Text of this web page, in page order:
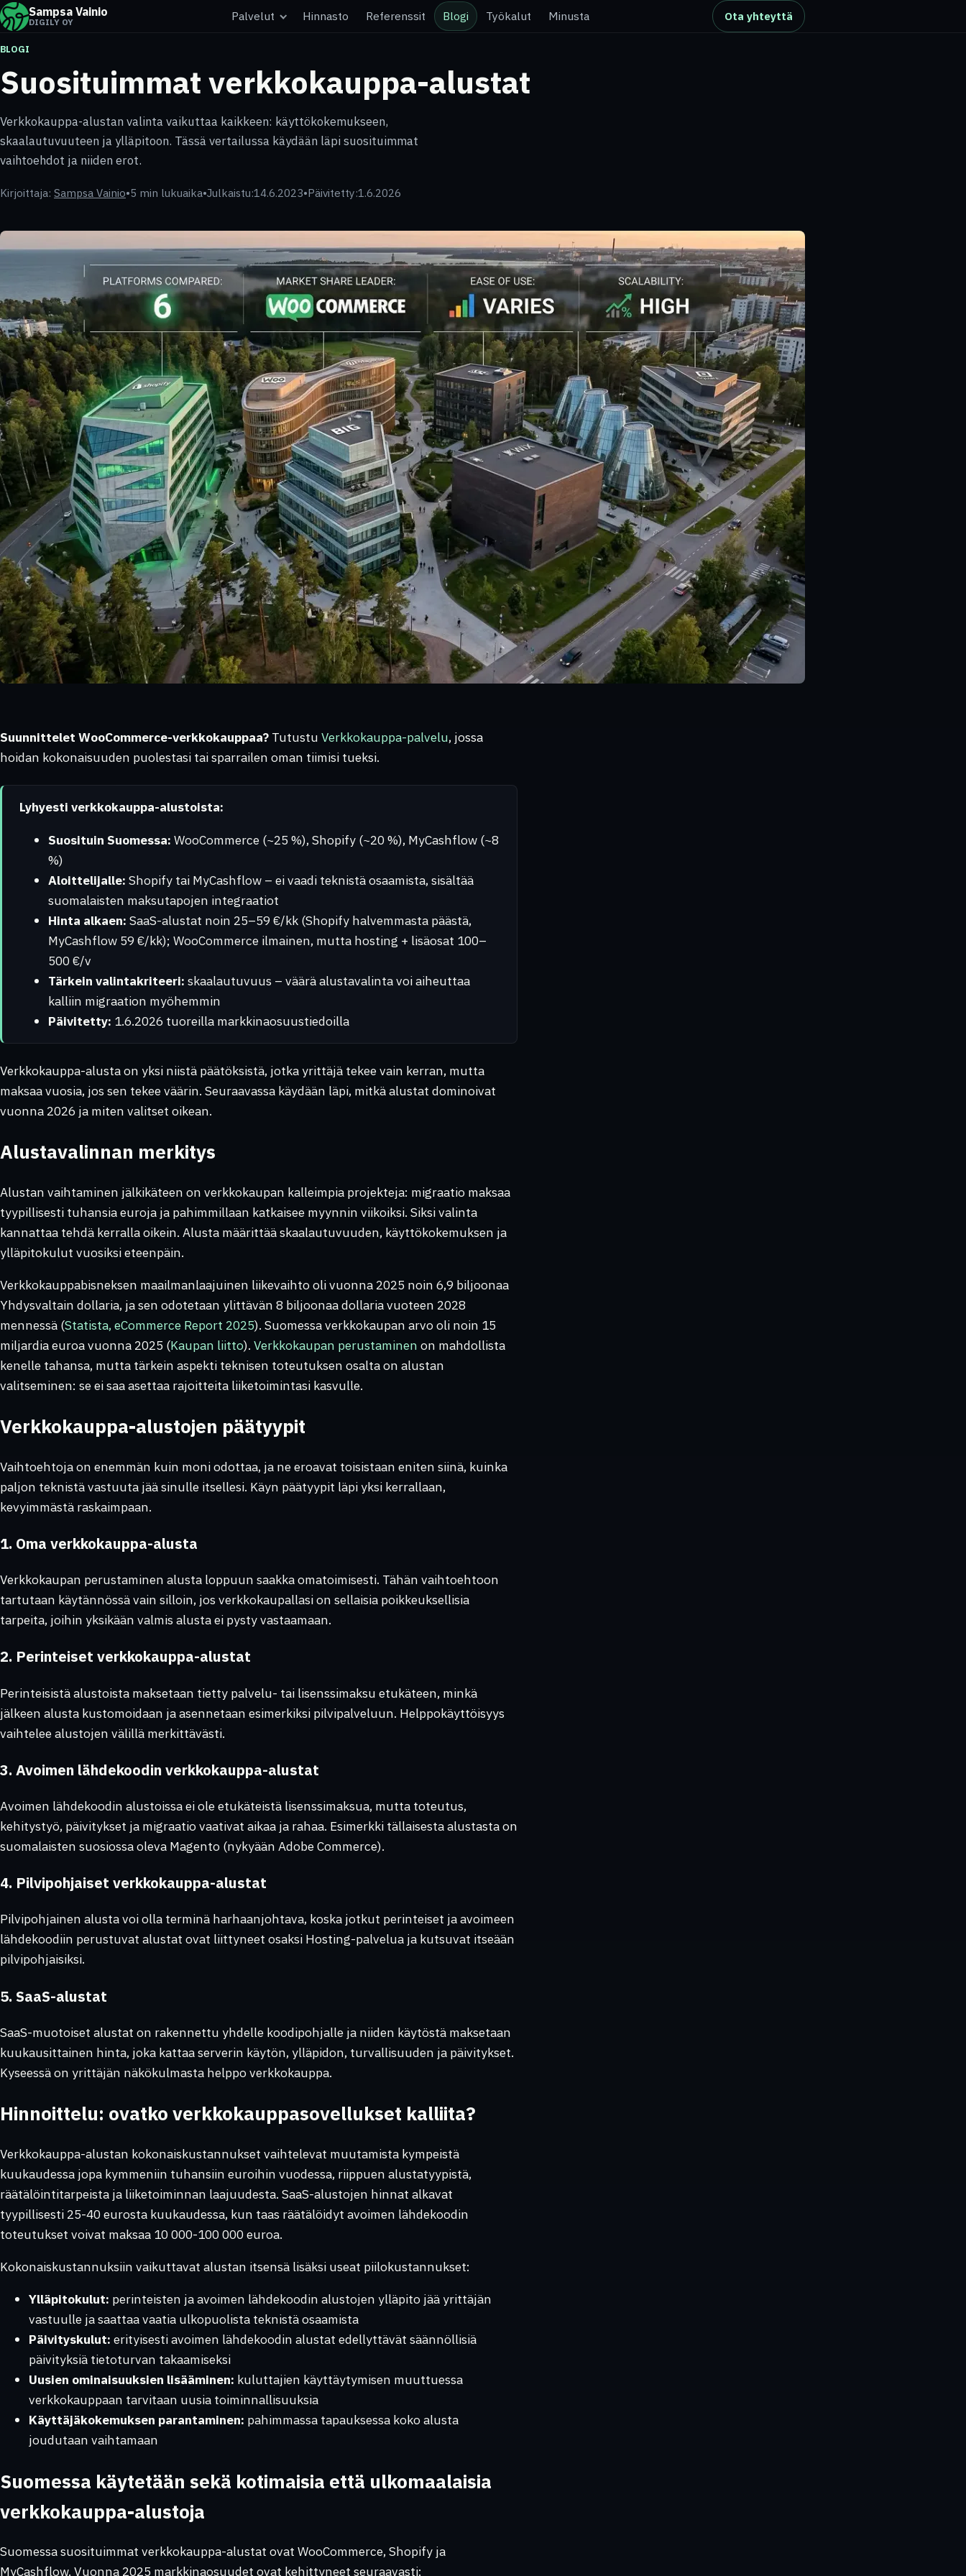
Sampsa Vainio
DIGILY OY Palvelut Hinnasto Referenssit Blogi Työkalut Minusta Ota yhteyttä
BLOGI
Suosituimmat verkkokauppa-alustat
Verkkokauppa-alustan valinta vaikuttaa kaikkeen: käyttökokemukseen,
skaalautuvuuteen ja ylläpitoon. Tässä vertailussa käydään läpi suosituimmat
vaihtoehdot ja niiden erot.
Kirjoittaja: Sampsa Vainio•5 min lukuaika•Julkaistu:14.6.2023•Päivitetty:1.6.2026
Suunnittelet WooCommerce-verkkokauppaa? Tutustu Verkkokauppa-palvelu, jossa
hoidan kokonaisuuden puolestasi tai sparrailen oman tiimisi tueksi.
Lyhyesti verkkokauppa-alustoista:
Suosituin Suomessa: WooCommerce (~25 %), Shopify (~20 %), MyCashflow (~8
%)
Aloittelijalle: Shopify tai MyCashflow – ei vaadi teknistä osaamista, sisältää
suomalaisten maksutapojen integraatiot
Hinta alkaen: SaaS-alustat noin 25–59 €/kk (Shopify halvemmasta päästä,
MyCashflow 59 €/kk); WooCommerce ilmainen, mutta hosting + lisäosat 100–
500 €/v
Tärkein valintakriteeri: skaalautuvuus – väärä alustavalinta voi aiheuttaa
kalliin migraation myöhemmin
Päivitetty: 1.6.2026 tuoreilla markkinaosuustiedoilla
Verkkokauppa-alusta on yksi niistä päätöksistä, jotka yrittäjä tekee vain kerran, mutta
maksaa vuosia, jos sen tekee väärin. Seuraavassa käydään läpi, mitkä alustat dominoivat
vuonna 2026 ja miten valitset oikean.
Alustavalinnan merkitys
Alustan vaihtaminen jälkikäteen on verkkokaupan kalleimpia projekteja: migraatio maksaa
tyypillisesti tuhansia euroja ja pahimmillaan katkaisee myynnin viikoiksi. Siksi valinta
kannattaa tehdä kerralla oikein. Alusta määrittää skaalautuvuuden, käyttökokemuksen ja
ylläpitokulut vuosiksi eteenpäin.
Verkkokauppabisneksen maailmanlaajuinen liikevaihto oli vuonna 2025 noin 6,9 biljoonaa
Yhdysvaltain dollaria, ja sen odotetaan ylittävän 8 biljoonaa dollaria vuoteen 2028
mennessä (Statista, eCommerce Report 2025). Suomessa verkkokaupan arvo oli noin 15
miljardia euroa vuonna 2025 (Kaupan liitto). Verkkokaupan perustaminen on mahdollista
kenelle tahansa, mutta tärkein aspekti teknisen toteutuksen osalta on alustan
valitseminen: se ei saa asettaa rajoitteita liiketoimintasi kasvulle.
Verkkokauppa-alustojen päätyypit
Vaihtoehtoja on enemmän kuin moni odottaa, ja ne eroavat toisistaan eniten siinä, kuinka
paljon teknistä vastuuta jää sinulle itsellesi. Käyn päätyypit läpi yksi kerrallaan,
kevyimmästä raskaimpaan.
1. Oma verkkokauppa-alusta
Verkkokaupan perustaminen alusta loppuun saakka omatoimisesti. Tähän vaihtoehtoon
tartutaan käytännössä vain silloin, jos verkkokaupallasi on sellaisia poikkeuksellisia
tarpeita, joihin yksikään valmis alusta ei pysty vastaamaan.
2. Perinteiset verkkokauppa-alustat
Perinteisistä alustoista maksetaan tietty palvelu- tai lisenssimaksu etukäteen, minkä
jälkeen alusta kustomoidaan ja asennetaan esimerkiksi pilvipalveluun. Helppokäyttöisyys
vaihtelee alustojen välillä merkittävästi.
3. Avoimen lähdekoodin verkkokauppa-alustat
Avoimen lähdekoodin alustoissa ei ole etukäteistä lisenssimaksua, mutta toteutus,
kehitystyö, päivitykset ja migraatio vaativat aikaa ja rahaa. Esimerkki tällaisesta alustasta on
suomalaisten suosiossa oleva Magento (nykyään Adobe Commerce).
4. Pilvipohjaiset verkkokauppa-alustat
Pilvipohjainen alusta voi olla terminä harhaanjohtava, koska jotkut perinteiset ja avoimeen
lähdekoodiin perustuvat alustat ovat liittyneet osaksi Hosting-palvelua ja kutsuvat itseään
pilvipohjaisiksi.
5. SaaS-alustat
SaaS-muotoiset alustat on rakennettu yhdelle koodipohjalle ja niiden käytöstä maksetaan
kuukausittainen hinta, joka kattaa serverin käytön, ylläpidon, turvallisuuden ja päivitykset.
Kyseessä on yrittäjän näkökulmasta helppo verkkokauppa.
Hinnoittelu: ovatko verkkokauppasovellukset kalliita?
Verkkokauppa-alustan kokonaiskustannukset vaihtelevat muutamista kympeistä
kuukaudessa jopa kymmeniin tuhansiin euroihin vuodessa, riippuen alustatyypistä,
räätälöintitarpeista ja liiketoiminnan laajuudesta. SaaS-alustojen hinnat alkavat
tyypillisesti 25-40 eurosta kuukaudessa, kun taas räätälöidyt avoimen lähdekoodin
toteutukset voivat maksaa 10 000-100 000 euroa.
Kokonaiskustannuksiin vaikuttavat alustan itsensä lisäksi useat piilokustannukset:
Ylläpitokulut: perinteisten ja avoimen lähdekoodin alustojen ylläpito jää yrittäjän
vastuulle ja saattaa vaatia ulkopuolista teknistä osaamista
Päivityskulut: erityisesti avoimen lähdekoodin alustat edellyttävät säännöllisiä
päivityksiä tietoturvan takaamiseksi
Uusien ominaisuuksien lisääminen: kuluttajien käyttäytymisen muuttuessa
verkkokauppaan tarvitaan uusia toiminnallisuuksia
Käyttäjäkokemuksen parantaminen: pahimmassa tapauksessa koko alusta
joudutaan vaihtamaan
Suomessa käytetään sekä kotimaisia että ulkomaalaisia
verkkokauppa-alustoja
Suomessa suosituimmat verkkokauppa-alustat ovat WooCommerce, Shopify ja
MyCashflow. Vuonna 2025 markkinaosuudet ovat kehittyneet seuraavasti: